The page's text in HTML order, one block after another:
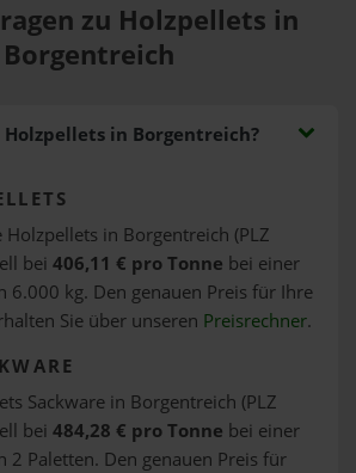
zu Holzpellets in
Borgentreich
in Borgentreich?
in Borgentreich (PLZ
bei 406,11 € pro Tonne bei einer
6.000 kg. Den genauen Preis für Ihre
Sie über unseren Preisrechner.
Sackware in Borgentreich (PLZ
bei 484,28 € pro Tonne bei einer
2 Paletten. Den genauen Preis für